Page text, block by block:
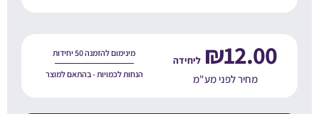
₪12.00
מחיר לפני מע"מ
מינימום להזמנה 50 יחידות
הנחות לכמויות - בהתאם למוצר